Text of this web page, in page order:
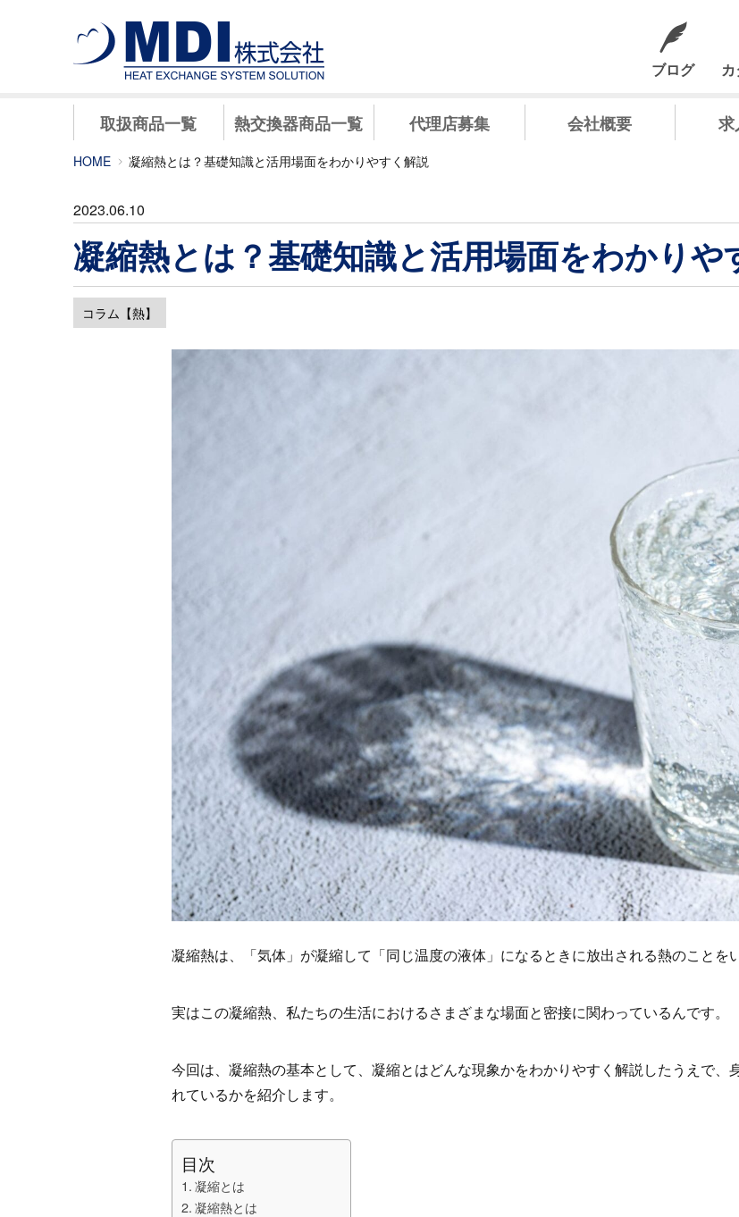
ブログ
取扱商品一覧 熱交換器商品一覧 代理店募集 会社概要 求
HOME 凝縮熱とは？基礎知識と活用場面をわかりやすく解説
2023.06.10
凝縮熱とは？基礎知識と活用場面をわかりや
コラム【熱】
凝縮熱は、「気体」が凝縮して「同じ温度の液体」になるときに放出される熱のことを
実はこの凝縮熱、私たちの生活におけるさまざまな場面と密接に関わっているんです。
今回は、凝縮熱の基本として、凝縮とはどんな現象かをわかりやすく解説したうえで、
れているかを紹介します。
目次
凝縮とは
凝縮熱とは